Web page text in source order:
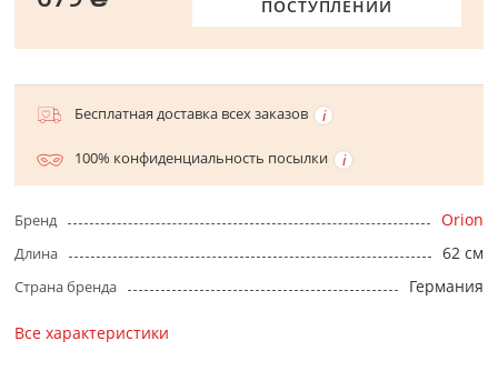
ПОСТУПЛЕНИИ
Бесплатная доставка всех заказов
100% конфиденциальность посылки
Бренд Orion
Длина 62 см
Страна бренда Германия
Все характеристики